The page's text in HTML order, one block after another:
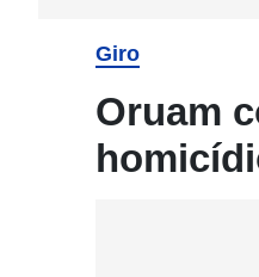
Giro
Oruam